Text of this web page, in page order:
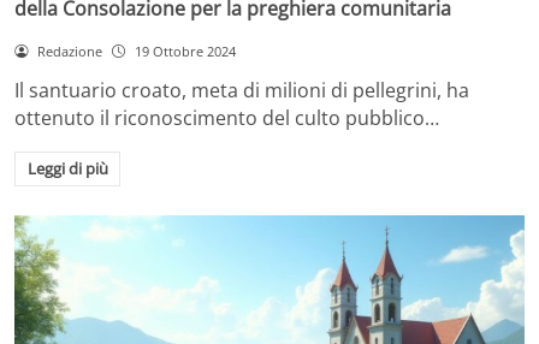
della Consolazione per la preghiera comunitaria
Redazione 19 Ottobre 2024
Il santuario croato, meta di milioni di pellegrini, ha
ottenuto il riconoscimento del culto pubblico…
Leggi di più